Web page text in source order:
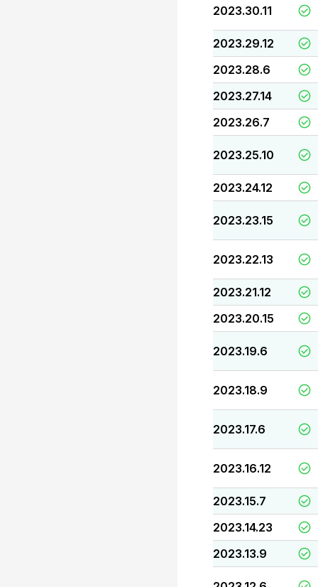
2023.30.11
2023.29.12
2023.28.6
2023.27.14
2023.26.7
2023.25.10
2023.24.12
2023.23.15
2023.22.13
2023.21.12
2023.20.15
2023.19.6
2023.18.9
2023.17.6
2023.16.12
2023.15.7
2023.14.23
2023.13.9